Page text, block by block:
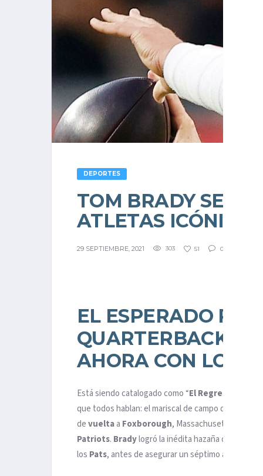
DEPORTES
TOM BRADY SE
ATLETAS ICÓNICOS
29 SEPTIEMBRE, 2021 303 51 0
EL ESPERADO
QUARTERBACK
AHORA CON LOS
Está siendo catalogado como “El Regreso
que todos hablan: el mariscal de campo de los
devueltaa Foxborough, Massachusetts, para
Patriots. Bradylogró la inédita hazaña de ganar
los Pats, antes de asegurar un séptimo anillo en la